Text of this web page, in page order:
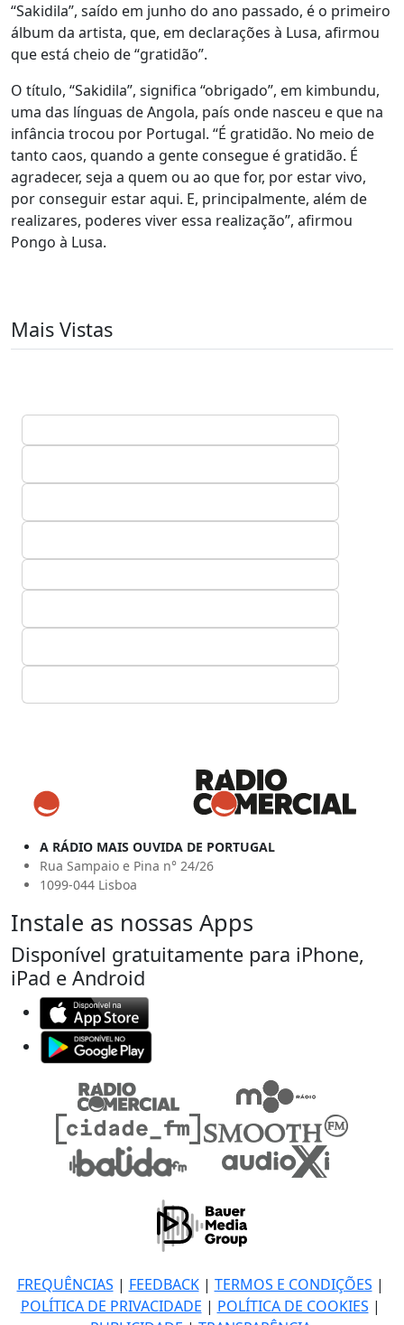
“Sakidila”, saído em junho do ano passado, é o primeiro
álbum da artista, que, em declarações à Lusa, afirmou
que está cheio de “gratidão”.
O título, “Sakidila”, significa “obrigado”, em kimbundu,
uma das línguas de Angola, país onde nasceu e que na
infância trocou por Portugal. “É gratidão. No meio de
tanto caos, quando a gente consegue é gratidão. É
agradecer, seja a quem ou ao que for, por estar vivo,
por conseguir estar aqui. E, principalmente, além de
realizares, poderes viver essa realização”, afirmou
Pongo à Lusa.
Mais Vistas
A RÁDIO MAIS OUVIDA DE PORTUGAL
Rua Sampaio e Pina n° 24/26
1099-044 Lisboa
Instale as nossas Apps
Disponível gratuitamente para iPhone,
iPad e Android
FREQUÊNCIAS | FEEDBACK| TERMOS E CONDIÇÕES |
POLÍTICA DE PRIVACIDADE | POLÍTICA DE COOKIES |